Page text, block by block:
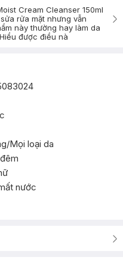
Cream Cleanser 150ml
rửa mặt nhưng vẫn
này thường hay làm da
được điều nà
Mọi loại da
nước